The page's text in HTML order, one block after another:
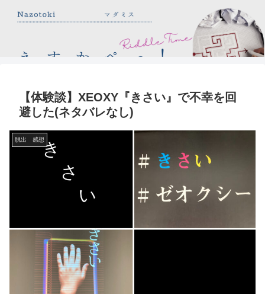
【体験談】XEOXY『きさい』で不幸を回
避した(ネタバレなし)
脱出 感想